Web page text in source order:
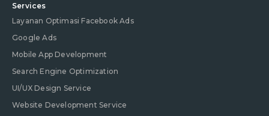
Services
Layanan Optimasi Facebook Ads
Google Ads
Mobile App Development
Search Engine Optimization
UI/UX Design Service
Website Development Service